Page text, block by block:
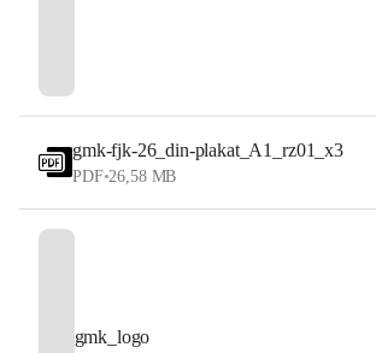
gmk-fjk-26_din-plakat_A1_rz01_x3
PDF•26,58 MB
gmk_logo